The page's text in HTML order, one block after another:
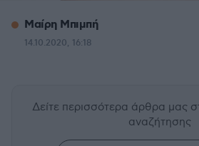
Μαίρη Μπιμπή
14.10.2020, 16:18
Δείτε περισσότερα άρθρα μας
αναζήτησης